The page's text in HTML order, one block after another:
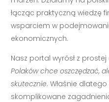
łącząc praktyczną wiedzę
wsparciem w
ekonomicznych.
Nasz portal wyrósł z
Polaków chce oszczędzać,
skutecznie. Właśnie
skomplikowane